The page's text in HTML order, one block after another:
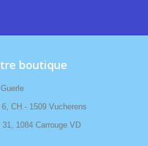
boutique
CH - 1509 Vucherens
1084 Carrouge VD